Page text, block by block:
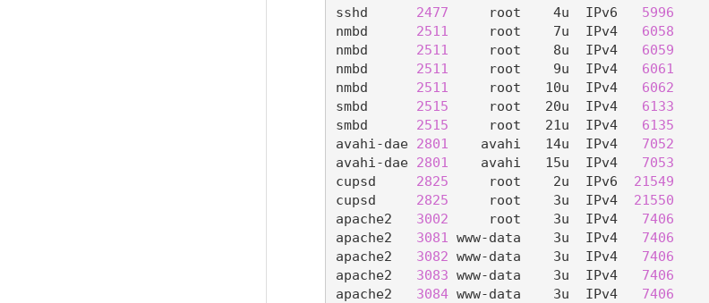
sshd 2477
     root    4u  IPv6
5996
nmbd 2511
     root    7u  IPv4
6058
nmbd 2511
     root    8u  IPv4
6059
nmbd 2511
     root    9u  IPv4
6061
nmbd 2511
     root   10u  IPv4
6062
smbd 2515
     root   20u  IPv4
6133
smbd 2515
     root   21u  IPv4
6135
avahi-dae 2801
    avahi   14u  IPv4
7052
avahi-dae 2801
    avahi   15u  IPv4
7053
cupsd 2825
     root    2u  IPv6
21549
cupsd 2825
     root    3u  IPv4
21550
apache2 3002
     root    3u  IPv4
7406
apache2 3081 www-data    3u  IPv4 7406
apache2 3082 www-data    3u  IPv4 7406
apache2 3083 www-data    3u  IPv4 7406
apache2 3084 www-data    3u  IPv4 7406